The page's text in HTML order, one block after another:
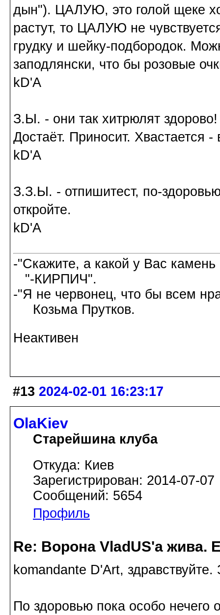
дын"). ЦАЛУЮ, это голой щеке
растут, то ЦАЛУЮ не
грудку и шейку-подбородок.
заподлянски, что бы розовые
kD'A
З.Ы. - они так хитрюлят
Достаёт. Приносит. Хвастается
kD'A
З.З.Ы. - отпишитест, по-
откройте.
kD'A
-"Скажите, а какой у Вас камень
"-КИРПИЧ".
-"Я не червонец, что бы всем
Козьма Прутков.
Неактивен
#13 2024-02-01 16:23:17
OlaKiev
Старейшина клуба
Откуда: Киев
Зарегистрирован: 2014-07-07
Сообщений: 5654
Профиль
Re: Ворона VladUS'а жива.
komandante D'Art, здравствуйте.
По здоровью пока особо нечего